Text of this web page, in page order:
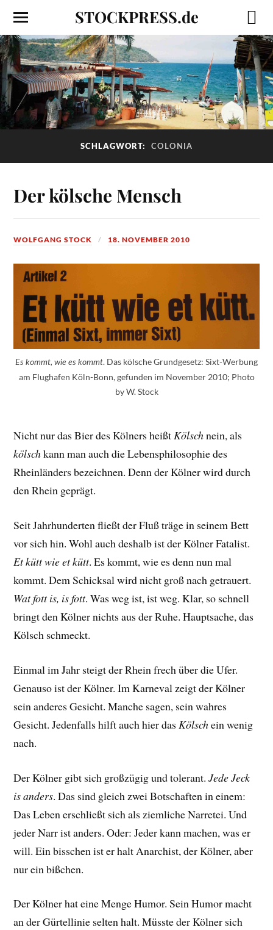
STOCKPRESS.de
SCHLAGWORT: COLONIA
Der kölsche Mensch
WOLFGANG STOCK 18. NOVEMBER 2010
Es kommt, wie es kommt. Das kölsche Grundgesetz: Sixt-Werbung
am Flughafen Köln-Bonn, gefunden im November 2010; Photo
by W. Stock
Nicht nur das Bier des Kölners heißtKölschnein, als
kölschkann man auch die Lebensphilosophie des
Rheinländers bezeichnen. Denn der Kölner wird durch
den Rhein geprägt.
Seit Jahrhunderten fließt der Fluß träge in seinem Bett
vor sich hin. Wohl auch deshalb ist der Kölner Fatalist.
Et kütt wie et kütt. Es kommt, wie es denn nun mal
kommt. Dem Schicksal wird nicht groß nach getrauert.
Wat fott is, is fott. Was weg ist, ist weg. Klar, so schnell
bringt den Kölner nichts aus der Ruhe. Hauptsache, das
Kölsch schmeckt.
Einmal im Jahr steigt der Rhein frech über die Ufer.
Genauso ist der Kölner. Im Karneval zeigt der Kölner
sein anderes Gesicht. Manche sagen, sein wahres
Gesicht. Jedenfalls hilft auch hier das Kölschein wenig
nach.
Der Kölner gibt sich großzügig und tolerant.Jede Jeck
is anders. Das sind gleich zwei Botschaften in einem:
Das Leben erschließt sich als ziemliche Narretei. Und
jeder Narr ist anders. Oder: Jeder kann machen, was er
will. Ein bisschen ist er halt Anarchist, der Kölner, aber
nur ein bißchen.
Der Kölner hat eine Menge Humor. Sein Humor macht
an der Gürtellinie selten halt. Müsste der Kölner sich